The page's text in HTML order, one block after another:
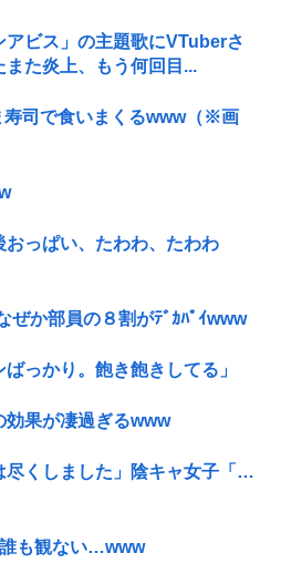
アビス」の主題歌にVTuberさ
た炎上、もう何回目...
寿司で食いまくるwww（※画
おっぱい、たわわ、たわわ
ぜか部員の８割がﾃﾞｶﾊﾟｲwww
っかり。飽き飽きしてる」
効果が凄過ぎるwww
尽くしました」陰キャ女子「…
誰も観ない…www